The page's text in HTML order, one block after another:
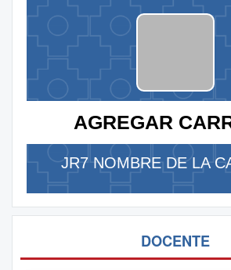
AGREGAR
JR7 NOMBRE DE LA
DOCENTE